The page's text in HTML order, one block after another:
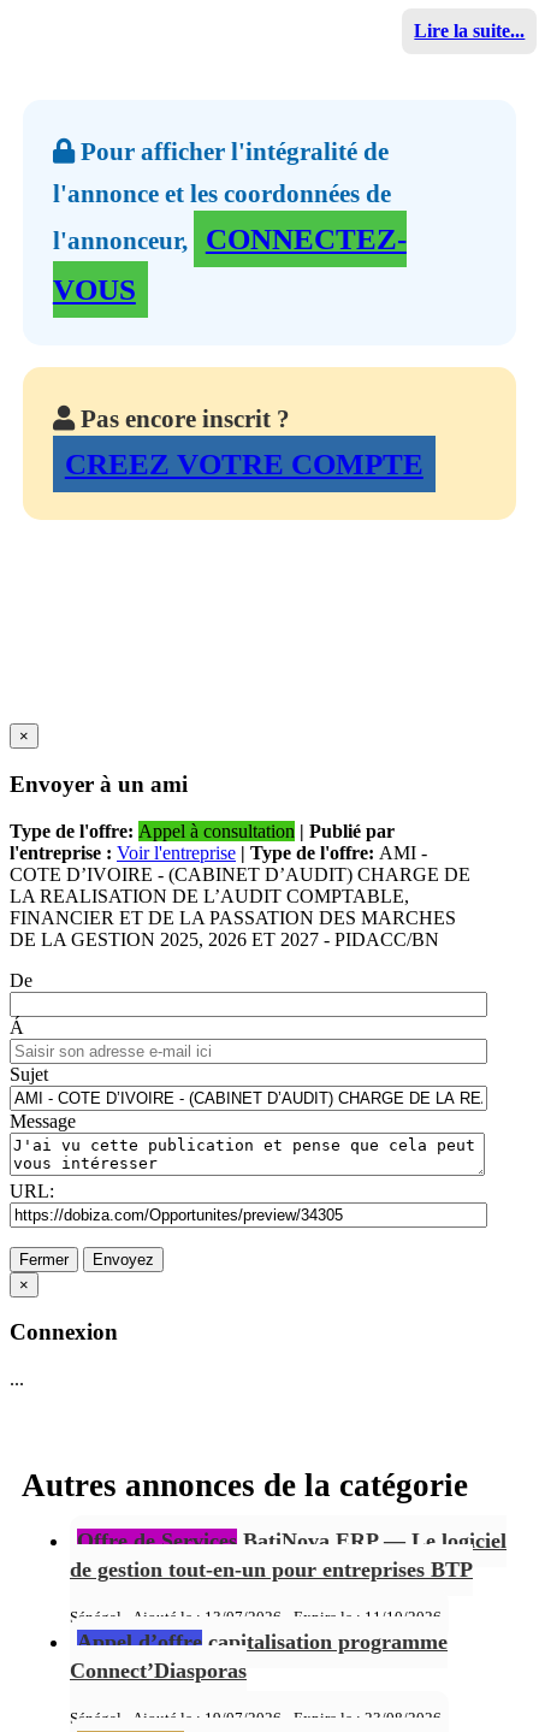
Lire la suite...
Pour afficher l'intégralité de
l'annonce et les coordonnées de
l'annonceur,
CONNECTEZ-
VOUS
Pas encore inscrit ?
CREEZ VOTRE COMPTE
×
Envoyer à un ami
Type de l'offre: Appel à consultation | Publié par
l'entreprise : Voir l'entreprise | Type de l'offre: AMI -
COTE D’IVOIRE - (CABINET D’AUDIT) CHARGE DE
LA REALISATION DE L’AUDIT COMPTABLE,
FINANCIER ET DE LA PASSATION DES MARCHES
DE LA GESTION 2025, 2026 ET 2027 - PIDACC/BN
De
Á
Sujet
Message
URL:
Fermer
Envoyez
×
Connexion
...
Autres annonces de la catégorie
Offre de Services BatiNova ERP — Le logiciel
de gestion tout-en-un pour entreprises BTP
Sénégal - Ajouté le : 13/07/2026 - Expire le : 11/10/2026
Appel d’offre capitalisation programme
Connect’Diasporas
Sénégal - Ajouté le : 19/07/2026 - Expire le : 23/08/2026